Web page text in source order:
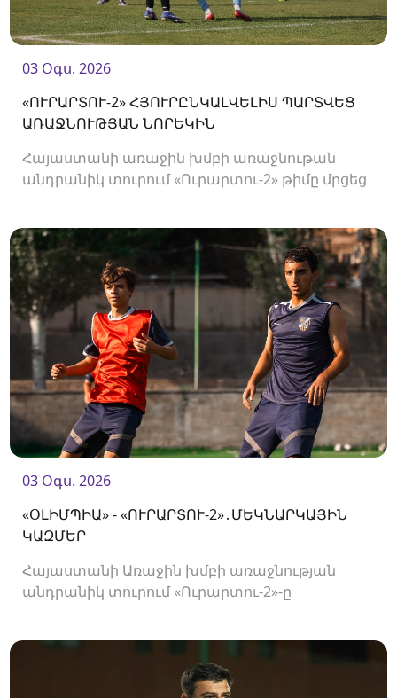
03 Օգս. 2026
«ՈՒՐԱՐՏՈՒ-2» ՀՅՈՒՐԸՆԿԱԼՎԵԼԻՍ ՊԱՐՏՎԵՑ
ԱՌԱՋՆՈՒԹՅԱՆ ՆՈՐԵԿԻՆ
Հայաստանի առաջին խմբի առաջնութան
անդրանիկ տուրում «Ուրարտու-2» թիմը մրցեց
03 Օգս. 2026
«ՕԼԻՄՊԻԱ» - «ՈՒՐԱՐՏՈՒ-2»․ՄԵԿՆԱՐԿԱՅԻՆ
ԿԱԶՄԵՐ
Հայաստանի Առաջին խմբի առաջնության
անդրանիկ տուրում «Ուրարտու-2»-ը